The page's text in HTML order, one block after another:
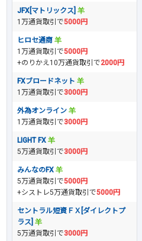
JFX[マトリックス]
1万通貨取引で5000円
ヒロセ通商
1万通貨取引で5000円
+のりかえ10万通貨取引で2000円
FXブロードネット
1万通貨取引で3000円
外為オンライン
1万通貨取引で3000円
LIGHT FX
5万通貨取引で3000円
みんなのFX
5万通貨取引で5000円
+シストレ5万通貨取引で5000円
セントラル短資ＦＸ[ダイレクトプ
ラス]
5万通貨取引で3000円